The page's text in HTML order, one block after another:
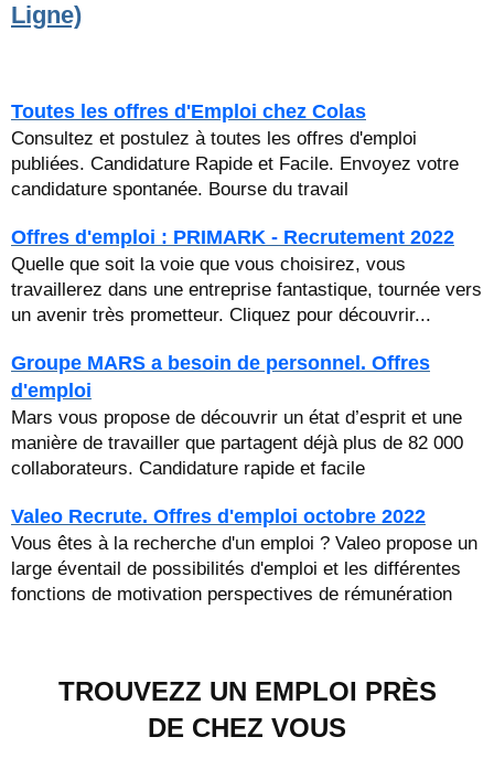
Ligne)
Toutes les offres d'Emploi chez Colas
Consultez et postulez à toutes les offres d'emploi
publiées. Candidature Rapide et Facile. Envoyez votre
candidature spontanée. Bourse du travail
Offres d'emploi : PRIMARK - Recrutement 2022
Quelle que soit la voie que vous choisirez, vous
travaillerez dans une entreprise fantastique, tournée vers
un avenir très prometteur. Cliquez pour découvrir...
Groupe MARS a besoin de personnel. Offres
d'emploi
Mars vous propose de découvrir un état d’esprit et une
manière de travailler que partagent déjà plus de 82 000
collaborateurs. Candidature rapide et facile
Valeo Recrute. Offres d'emploi octobre 2022
Vous êtes à la recherche d'un emploi ? Valeo propose un
large éventail de possibilités d'emploi et les différentes
fonctions de motivation perspectives de rémunération
TROUVEZZ UN EMPLOI PRÈS
DE CHEZ VOUS